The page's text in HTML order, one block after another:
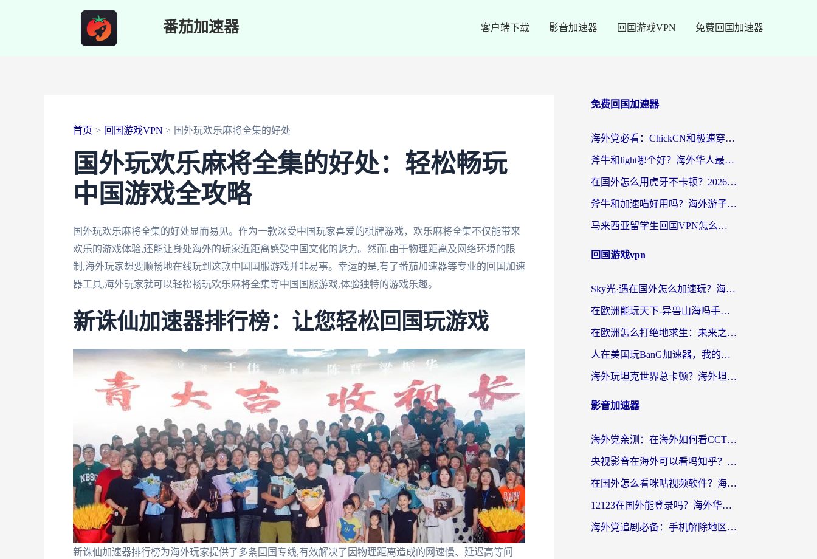
番茄加速器 客户端下载 影音加速器 回国游戏VPN 免费回国加速器
首页 回国游戏VPN 国外玩欢乐麻将全集的好处
国外玩欢乐麻将全集的好处：轻松畅玩
中国游戏全攻略
国外玩欢乐麻将全集的好处显而易见。作为一款深受中国玩家喜爱的棋牌游戏，欢乐麻将全集不仅能带来
欢乐的游戏体验,还能让身处海外的玩家近距离感受中国文化的魅力。然而,由于物理距离及网络环境的限
制,海外玩家想要顺畅地在线玩到这款中国国服游戏并非易事。幸运的是,有了番茄加速器等专业的回国加速
器工具,海外玩家就可以轻松畅玩欢乐麻将全集等中国国服游戏,体验独特的游戏乐趣。
新诛仙加速器排行榜：让您轻松回国玩游戏
新诛仙加速器排行榜为海外玩家提供了多条回国专线,有效解决了因物理距离造成的网速慢、延迟高等问
免费回国加速器
海外党必看：ChickCN和极速穿梭VPN好用吗？3招教你选对回国加速器无缝刷国内资源
斧牛和light哪个好？海外华人最关心的回国加速器选择难题，一篇讲透
在国外怎么用虎牙不卡顿？2026海外华人亲测有效的回国加速器选择指南
斧牛和加速喵好用吗？海外游子的真实选择困境
马来西亚留学生回国VPN怎么选？3个避坑点+1款实测好用的加速器推荐
回国游戏vpn
Sky光·遇在国外怎么加速玩？海外党亲测有效的国服游戏加速指南
在欧洲能玩天下-异兽山海吗手游？海外玩家的加速器生存指南
在欧洲怎么打绝地求生：未来之役不卡？留学生亲测的加速器避坑指南
人在美国玩BanG加速器，我的延迟终于绿了
海外玩坦克世界总卡顿？海外坦克世界加速器有哪些？实测好用的选择在这里
影音加速器
海外党亲测：在海外如何看CCTV？告别“仅限大陆播放”的实用指南
央视影音在海外可以看吗知乎？留学生亲测：3步解决地域限制+追剧自由
在国外怎么看咪咕视频软件？海外党亲测有效的回国加速方案
12123在国外能登录吗？海外华人必看的回国加速实用指南
海外党追剧必备：手机解除地区限制app怎么选？解决央视视频&国内剧地区限制全指南